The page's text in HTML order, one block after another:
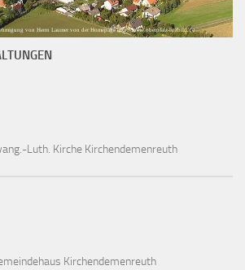
von Herrn Laumer von der Homepage http://www.oberpfalz-luftbild.de
Luth. Kirche Kirchendemenreuth
Kirchendemenreuth